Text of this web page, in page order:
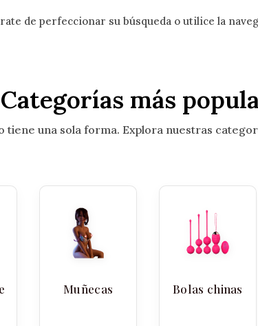
de perfeccionar su búsqueda o utilice la
Categorías más
tiene una sola forma. Explora nuestras
Muñecas Bolas chinas